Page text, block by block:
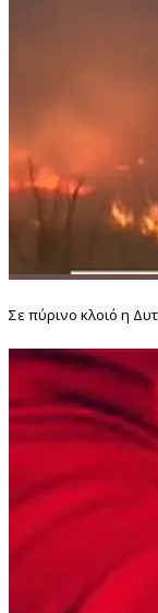
Σε πύρινο κλοιό η